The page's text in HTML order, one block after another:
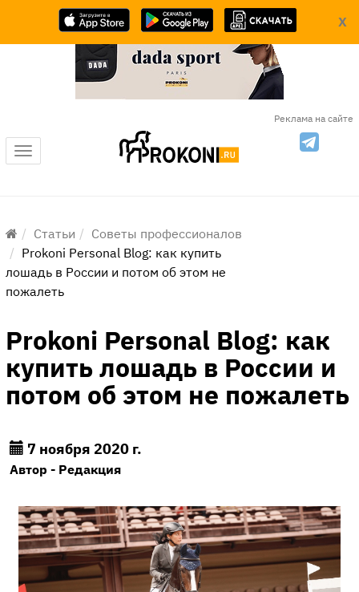
X
Реклама на сайте
Меню
Статьи
Советы профессионалов
Prokoni Personal Blog: как купить
лошадь в России и потом об этом не
пожалеть
Prokoni Personal Blog: как
купить лошадь в России и
потом об этом не пожалеть
7 ноября 2020 г.
Автор - Редакция